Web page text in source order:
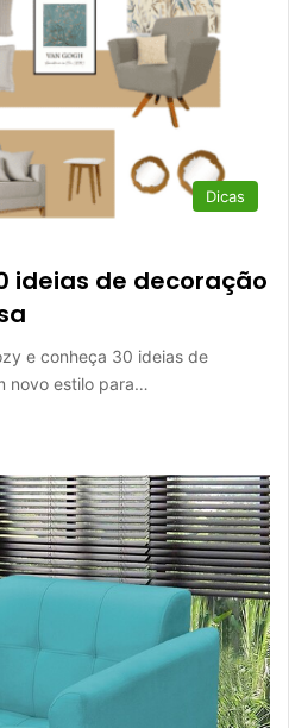
Dicas
ideias de decoração
e conheça 30 ideias de
novo estilo para…